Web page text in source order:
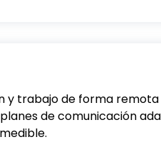
y trabajo de forma
de comunicación